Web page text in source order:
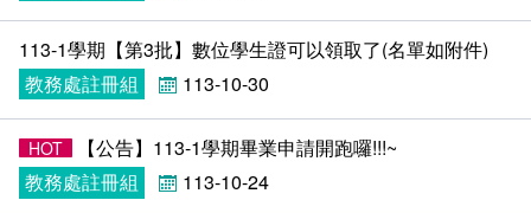
113-1學期【第3批】數位學生證可以領取了(名單如附件)​
教務處註冊組
113-10-30
HOT
【公告】113-1學期畢業申請開跑囉!!!~
教務處註冊組
113-10-24